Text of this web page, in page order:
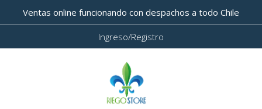
Ventas online funcionando con despachos a todo Chile
Ingreso/Registro